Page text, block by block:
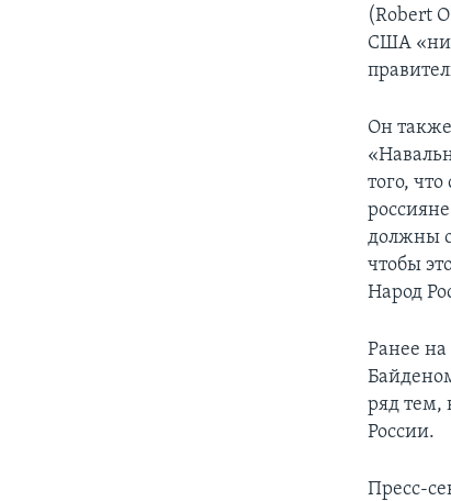
(Robert
США
Он
того,
должны
чтобы
Народ
Ранее
ряд тем,
России.
Пресс-